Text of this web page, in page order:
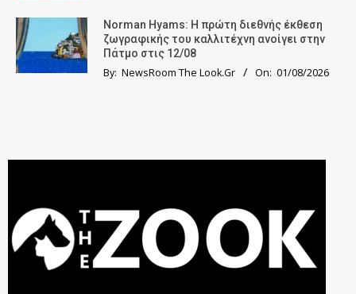
Norman Hyams: Η πρώτη διεθνής έκθεση
ζωγραφικής του καλλιτέχνη ανοίγει στην
Πάτμο στις 12/08
By: NewsRoom The Look.Gr On: 01/08/2026